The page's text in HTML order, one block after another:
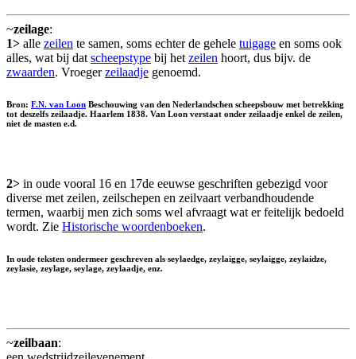
~zeilage:
1> alle zeilen te samen, soms echter de gehele tuigage en soms ook
alles, wat bij dat scheepstype bij het zeilen hoort, dus bijv. de
zwaarden. Vroegerzeilaadje genoemd.
Bron: F.N. van Loon Beschouwing van den Nederlandschen scheepsbouw met betrekking
tot deszelfs zeilaadje. Haarlem 1838. Van Loon verstaat onder zeilaadje enkel de zeilen,
niet de masten e.d.
2> in oude vooral 16 en 17de eeuwse geschriften gebezigd voor
diverse met zeilen, zeilschepen en zeilvaart verbandhoudende
termen, waarbij men zich soms wel afvraagt wat er feitelijk bedoeld
wordt. Zie Historische woordenboeken.
In oude teksten ondermeer geschreven als seylaedge, zeylaigge, seylaigge, zeylaidze,
zeylasie, zeylage, seylage, zeylaadje, enz.
~zeilbaan: